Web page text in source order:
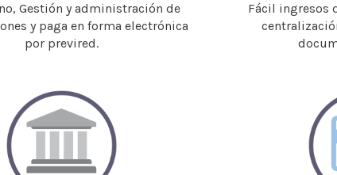
Gestión y administración de
y paga en forma electrónica
por previred.
Fácil ingresos